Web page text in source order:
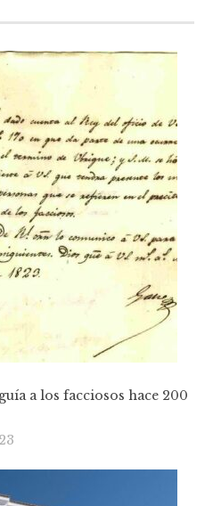
a los facciosos hace 200